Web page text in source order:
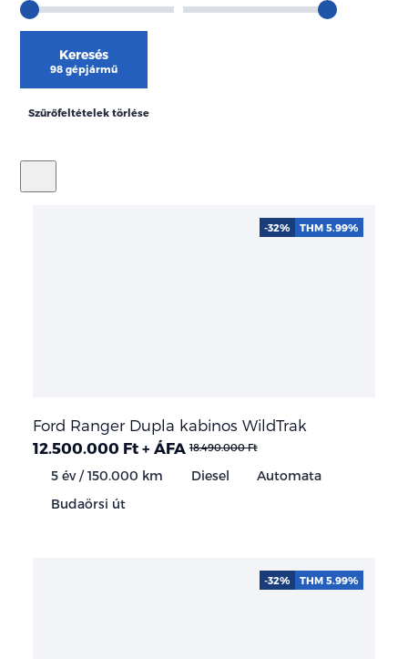
Keresés
98 gépjármű
Szűrőfeltételek törlése
Ford Ranger Dupla kabinos WildTrak
12.500.000 Ft + ÁFA 18.490.000 Ft
5 év / 150.000 km Diesel
Automata
Budaörsi út
-32% THM 5.99%
-32% THM 5.99%